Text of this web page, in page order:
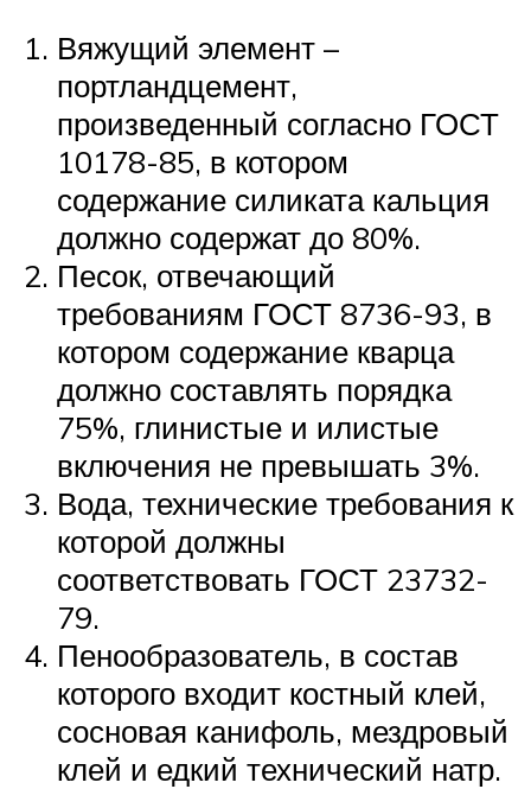
Вяжущий элемент –
портландцемент,
произведенный согласно ГОСТ
10178-85, в котором
содержание силиката кальция
должно содержат до 80%.
Песок, отвечающий
требованиям ГОСТ 8736-93, в
котором содержание кварца
должно составлять порядка
75%, глинистые и илистые
включения не превышать 3%.
Вода, технические требования к
которой должны
соответствовать ГОСТ 23732-
79.
Пенообразователь, в состав
которого входит костный клей,
сосновая канифоль, мездровый
клей и едкий технический натр.